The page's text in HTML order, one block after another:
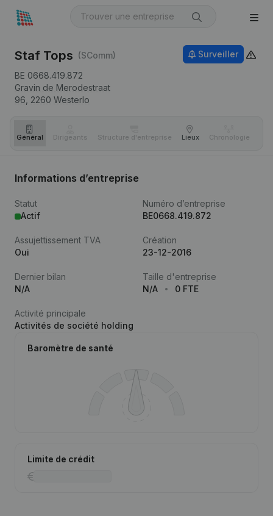
Staf Tops (SComm)
BE 0668.419.872
Gravin de Merodestraat
96, 2260 Westerlo
Surveiller
Général Dirigeants Structure d'entreprise Lieux Chronologie
Informations d’entreprise
Statut
Actif
Numéro d’entreprise
BE0668.419.872
Assujettissement TVA
Oui
Création
23-12-2016
Dernier bilan
N/A
Taille d'entreprise
N/A
0 FTE
Activité principale
Activités de société holding
Baromètre de santé
Limite de crédit